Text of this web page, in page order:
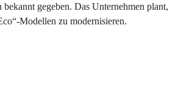
gegeben. Das Unternehmen plant,
Modellen zu modernisieren.